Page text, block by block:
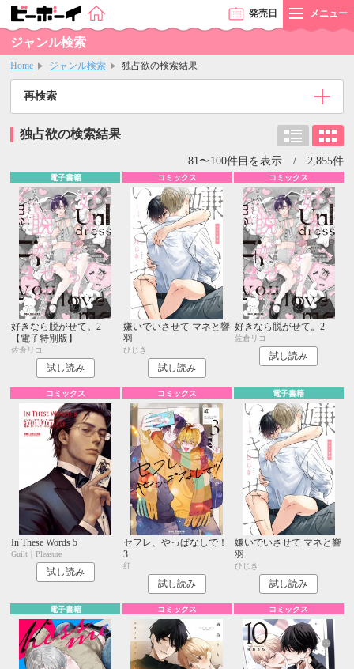
発売日 メニュー
ジャンル検索
Home ジャンル検索 独占欲の検索結果
再検索
独占欲の検索結果
81〜100件目を表示 / 2,855件
電子書籍
好きなら脱がせて。2
【電子特別版】
佐倉リコ
試し読み
コミックス
嫌いでいさせて マネと響
羽
ひじき
試し読み
コミックス
好きなら脱がせて。2
佐倉リコ
試し読み
コミックス
In These Words 5
Guilt｜Pleasure
試し読み
コミックス
セフレ、やっぱなしで！
3
紅
試し読み
電子書籍
嫌いでいさせて マネと響
羽
ひじき
試し読み
電子書籍 コミックス コミックス